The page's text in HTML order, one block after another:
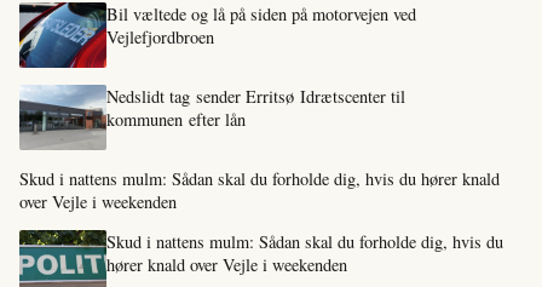
Bil væltede og lå på siden på motorvejen ved
Vejlefjordbroen
Nedslidt tag sender Erritsø Idrætscenter til
kommunen efter lån
Skud i nattens mulm: Sådan skal du forholde dig, hvis du hører knald
over Vejle i weekenden
Skud i nattens mulm: Sådan skal du forholde dig, hvis du
hører knald over Vejle i weekenden